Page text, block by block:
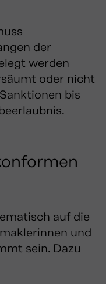
der
werden
oder nicht
bis
auf die
und
sein. Dazu